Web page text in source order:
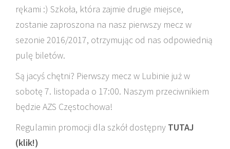
rękami :) Szkoła, która zajmie drugie miejsce,
zostanie zaproszona na nasz pierwszy mecz w
sezonie 2016/2017, otrzymując od nas odpowiednią
pulę biletów.
Są jacyś chętni? Pierwszy mecz w Lubinie już w
sobotę 7. listopada o 17:00. Naszym przeciwnikiem
będzie AZS Częstochowa!
Regulamin promocji dla szkół dostępny TUTAJ
(klik!)